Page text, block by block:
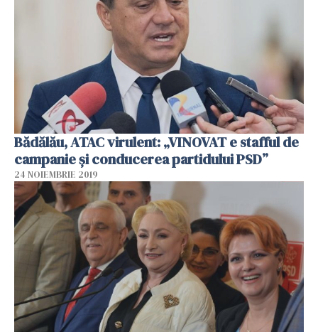
Bădălău, ATAC virulent: „VINOVAT e stafful de
campanie și conducerea partidului PSD”
24 NOIEMBRIE 2019